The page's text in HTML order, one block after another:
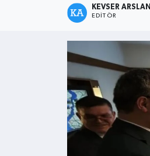
KEVSER ARSLAN
EDITÖR
Kültür - Sanat